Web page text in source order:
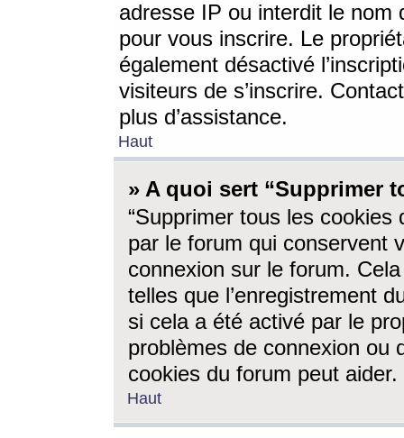
adresse IP ou interdit le nom
pour vous inscrire. Le
également désactivé
visiteurs de s’inscrire.
plus d’assistance.
Haut
» A quoi sert “Supprimer
“Supprimer tous les cookies
par le forum qui conservent
connexion sur le forum.
telles que l’enregistrement
si cela a été activé par le
problèmes de connexion ou
cookies du forum peut aider.
Haut